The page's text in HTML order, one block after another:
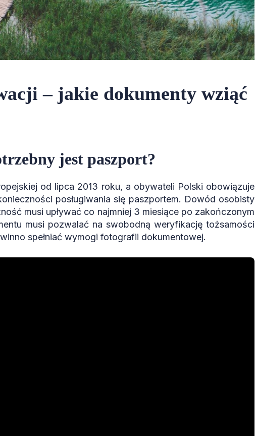
– jakie dokumenty wziąć
jest paszport?
od lipca 2013 roku, a obywateli Polski obowiązuje
posługiwania się paszportem. Dowód osobisty
musi upływać co najmniej 3 miesiące po zakończonym
musi pozwalać na swobodną weryfikację tożsamości
spełniać wymogi fotografii dokumentowej.